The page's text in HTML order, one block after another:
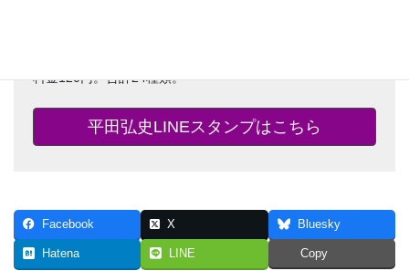
料金120円。合計24種類。
平田弘史LINEスタンプはこちら
Facebook X Bluesky
Hatena LINE Copy